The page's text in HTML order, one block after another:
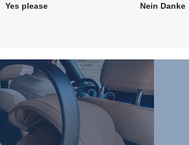
Yes please Nein Danke